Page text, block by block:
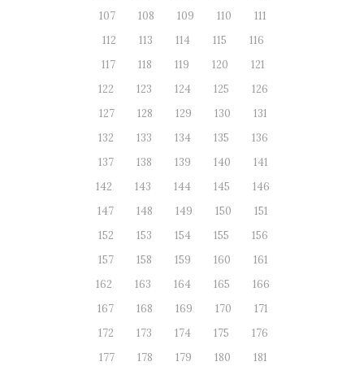
107
108 109 110
111
112
113 114 115
116
117
118 119 120
121
122
123 124 125
126
127
128 129 130
131
132
133 134 135
136
137
138 139 140
141
142
143 144 145
146
147
148 149 150
151
152
153 154 155
156
157
158 159 160
161
162
163 164 165
166
167
168 169 170
171
172
173 174 175
176
177
178 179 180
181